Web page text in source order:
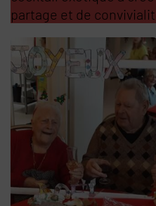
partage et de